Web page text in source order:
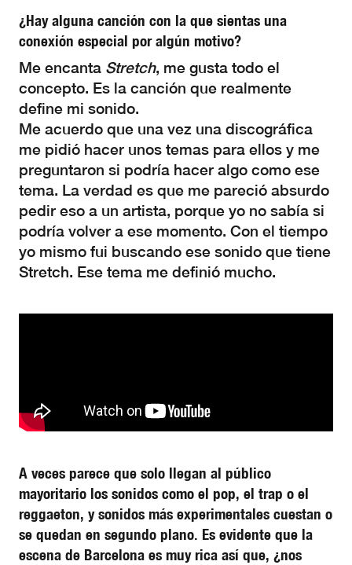
¿Hay alguna canción con la que sientas una
conexión especial por algún motivo?
Me encanta Stretch, me gusta todo el
concepto. Es la canción que realmente
define mi sonido.
Me acuerdo que una vez una discográfica
me pidió hacer unos temas para ellos y me
preguntaron si podría hacer algo como ese
tema. La verdad es que me pareció absurdo
pedir eso a un artista, porque yo no sabía si
podría volver a ese momento. Con el tiempo
yo mismo fui buscando ese sonido que tiene
Stretch. Ese tema me definió mucho.
A veces parece que solo llegan al público
mayoritario los sonidos como el pop, el trap o el
reggaeton, y sonidos más experimentales cuestan o
se quedan en segundo plano. Es evidente que la
escena de Barcelona es muy rica así que, ¿nos